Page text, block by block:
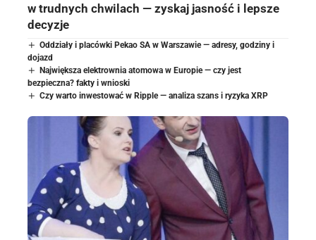
w trudnych chwilach — zyskaj jasność i lepsze
decyzje
Oddziały i placówki Pekao SA w Warszawie — adresy, godziny i
dojazd
Największa elektrownia atomowa w Europie — czy jest
bezpieczna? fakty i wnioski
Czy warto inwestować w Ripple — analiza szans i ryzyka XRP